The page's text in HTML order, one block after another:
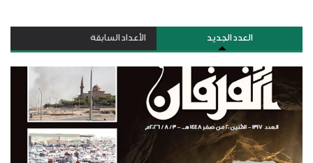
العدد الجديد الأعداد السابقة